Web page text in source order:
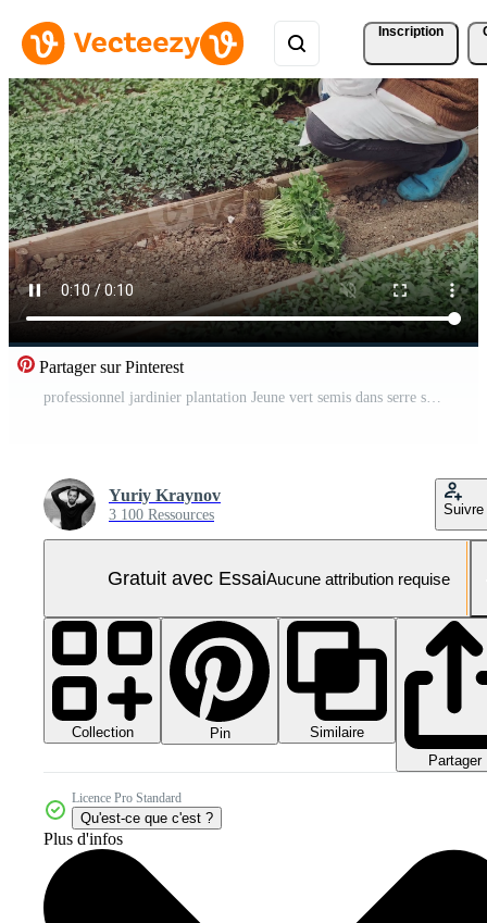
Inscription
Partager sur Pinterest
professionnel jardinier plantation Jeune vert semis dans serre sol. Vidéo Pro
Yuriy Kraynov
3 100 Ressources Suivre
Gratuit avec EssaiAucune attribution requise
Collection Pin
Similaire
Partager
Licence Pro Standard
Qu'est-ce que c'est ?
Plus d'infos